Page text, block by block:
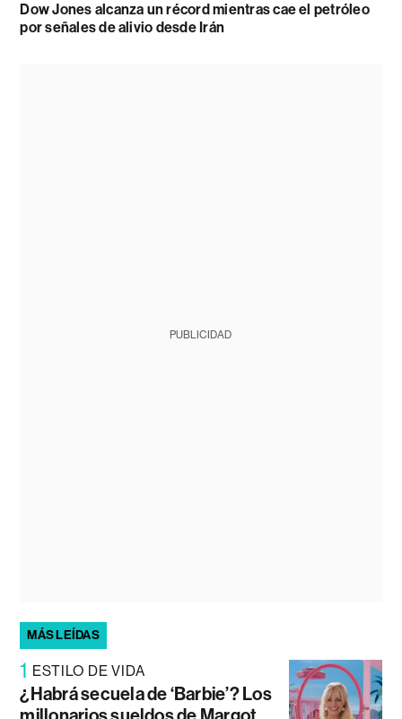
Dow Jones alcanza un récord mientras cae el petróleo
por señales de alivio desde Irán
PUBLICIDAD
MÁS LEÍDAS
1 ESTILO DE VIDA
¿Habrá secuela de ‘Barbie’? Los